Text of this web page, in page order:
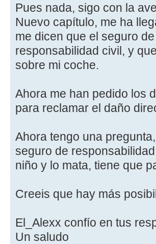
Pues nada, sigo con la
Nuevo capítulo, me ha
me dicen que el seguro
responsabilidad civil, y
sobre mi coche.
Ahora me han pedido los
para reclamar el daño
Ahora tengo una
seguro de
niño y lo mata, tiene que
Creeis que hay más
El_Alexx confío en tus
Un saludo